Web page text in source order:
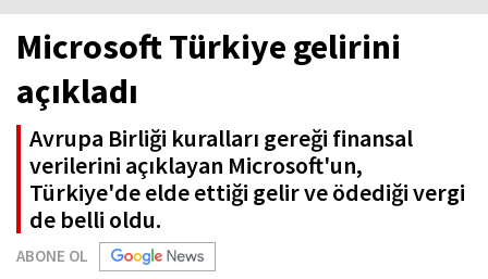
Microsoft Türkiye gelirini
açıkladı
Avrupa Birliği kuralları gereği finansal
verilerini açıklayan Microsoft'un,
Türkiye'de elde ettiği gelir ve ödediği vergi
de belli oldu.
ABONE OL